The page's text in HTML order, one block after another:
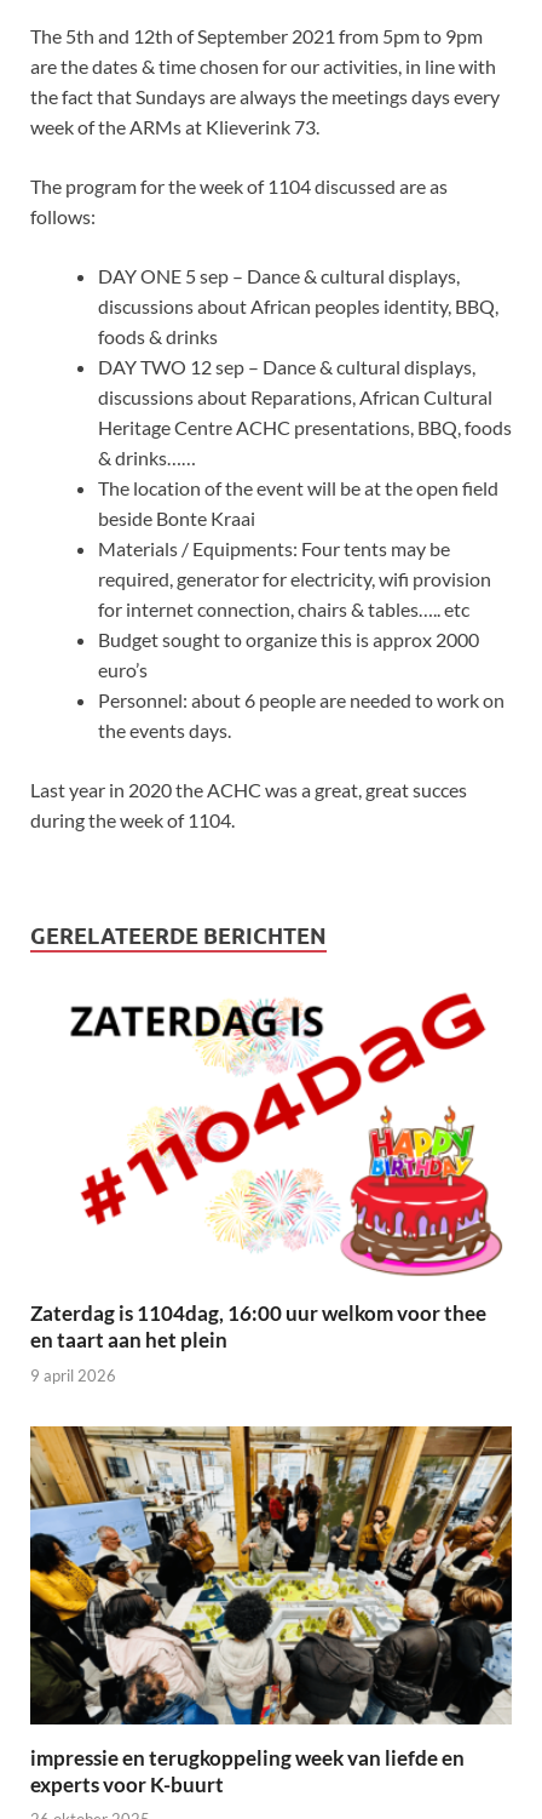
The 5th and 12th of September 2021 from 5pm to 9pm
are the dates & time chosen for our activities, in line with
the fact that Sundays are always the meetings days every
week of the ARMs at Klieverink 73.
The program for the week of 1104 discussed are as
follows:
DAY ONE 5 sep – Dance & cultural displays,
discussions about African peoples identity, BBQ,
foods & drinks
DAY TWO 12 sep – Dance & cultural displays,
discussions about Reparations, African Cultural
Heritage Centre ACHC presentations, BBQ, foods
& drinks……
The location of the event will be at the open field
beside Bonte Kraai
Materials / Equipments: Four tents may be
required, generator for electricity, wifi provision
for internet connection, chairs & tables….. etc
Budget sought to organize this is approx 2000
euro’s
Personnel: about 6 people are needed to work on
the events days.
Last year in 2020 the ACHC was a great, great succes
during the week of 1104.
GERELATEERDE BERICHTEN
Zaterdag is 1104dag, 16:00 uur welkom voor thee
en taart aan het plein
9 april 2026
impressie en terugkoppeling week van liefde en
experts voor K-buurt